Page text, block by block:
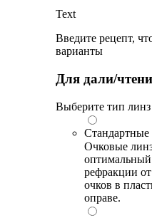
Text
Введите рецепт,
варианты
Для дали/
Выберите тип линз
Стандартные
Очковые
рефракции
очков в
оправе.